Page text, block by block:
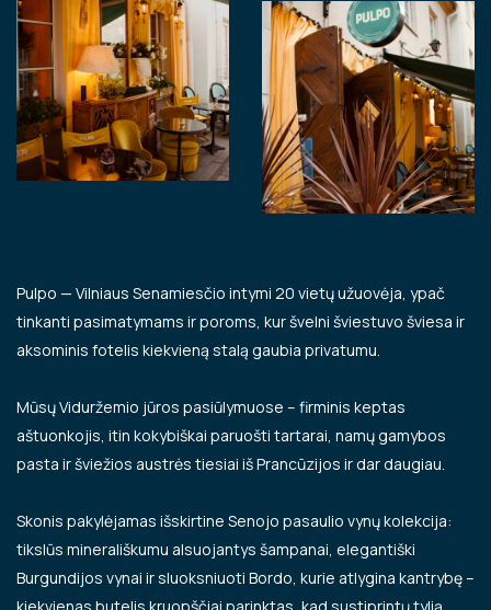
Pulpo — Vilniaus Senamiesčio intymi 20 vietų užuovėja, ypač
tinkanti pasimatymams ir poroms, kur švelni šviestuvo šviesa ir
aksominis fotelis kiekvieną stalą gaubia privatumu.
Mūsų Viduržemio jūros pasiūlymuose – firminis keptas
aštuonkojis, itin kokybiškai paruošti tartarai, namų gamybos
pasta ir šviežios austrės tiesiai iš Prancūzijos ir dar daugiau.
Skonis pakylėjamas išskirtine Senojo pasaulio vynų kolekcija:
tikslūs minerališkumu alsuojantys šampanai, elegantiški
Burgundijos vynai ir sluoksniuoti Bordo, kurie atlygina kantrybę –